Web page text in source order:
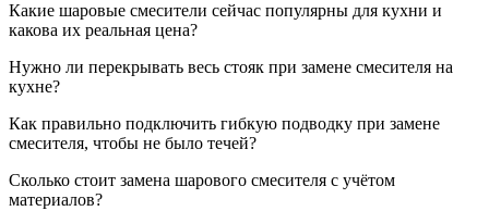
Какие шаровые смесители сейчас популярны для кухни и
какова их реальная цена?
Нужно ли перекрывать весь стояк при замене смесителя на
кухне?
Как правильно подключить гибкую подводку при замене
смесителя, чтобы не было течей?
Сколько стоит замена шарового смесителя с учётом
материалов?